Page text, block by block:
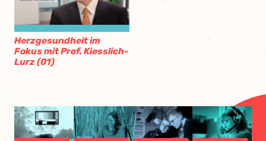
Herzgesundheit im
Fokus mit Prof. Kiesslich-
Lurz (01)